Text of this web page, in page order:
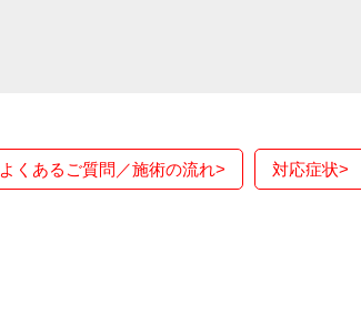
よくあるご質問／施術の流れ> 対応症状>